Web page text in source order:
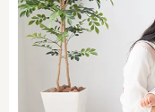
職種
保育士
保育補助